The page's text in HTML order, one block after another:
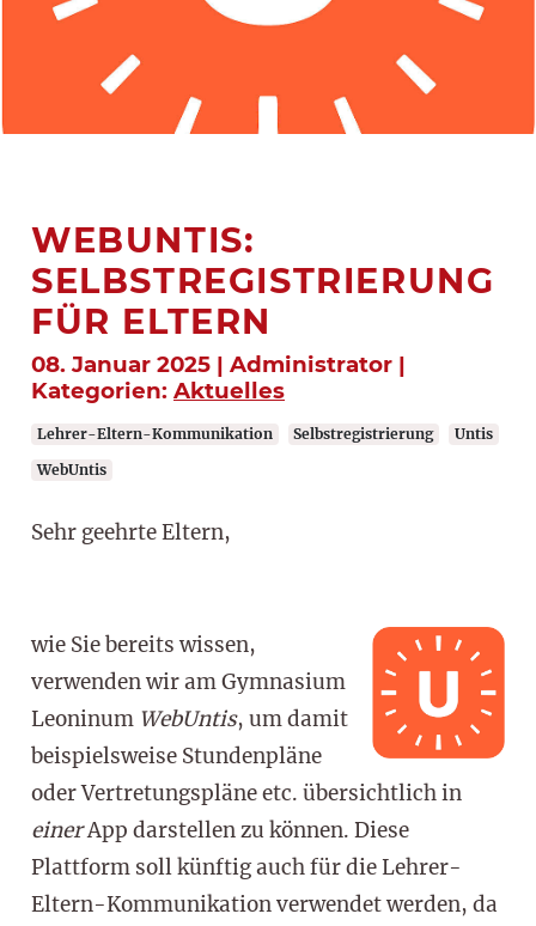
WEBUNTIS:
SELBSTREGISTRIERUNG
FÜR ELTERN
08. Januar 2025 | Administrator |
Kategorien: Aktuelles
Lehrer-Eltern-Kommunikation Selbstregistrierung
Untis
WebUntis
Sehr geehrte Eltern,
wie Sie bereits wissen,
verwenden wir am Gymnasium
Leoninum WebUntis, um damit
beispielsweise Stundenpläne
oder Vertretungspläne etc. übersichtlich in
einerApp darstellen zu können. Diese
Plattform soll künftig auch für die Lehrer-
Eltern-Kommunikation verwendet werden, da